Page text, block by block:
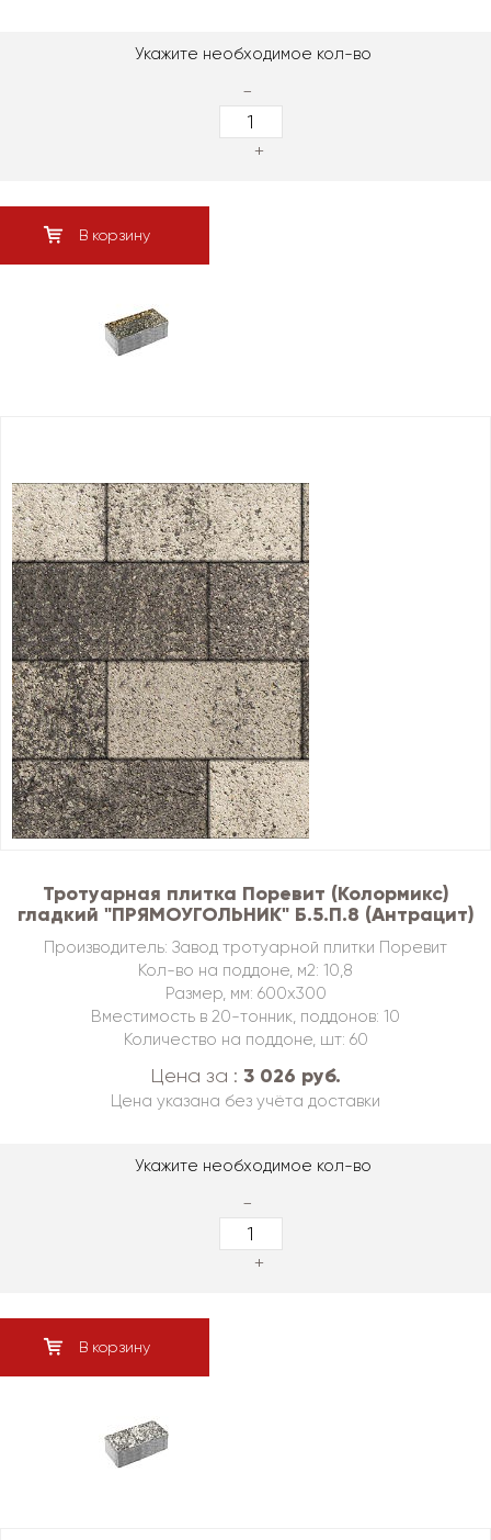
Укажите необходимое кол-во
-
+
В корзину
Тротуарная плитка Поревит (Колормикс)
гладкий "ПРЯМОУГОЛЬНИК" Б.5.П.8 (Антрацит)
Производитель: Завод тротуарной плитки Поревит
Кол-во на поддоне, м2: 10,8
Размер, мм: 600х300
Вместимость в 20-тонник, поддонов: 10
Количество на поддоне, шт: 60
Цена за : 3 026 руб.
Цена указана без учёта доставки
Укажите необходимое кол-во
-
+
В корзину